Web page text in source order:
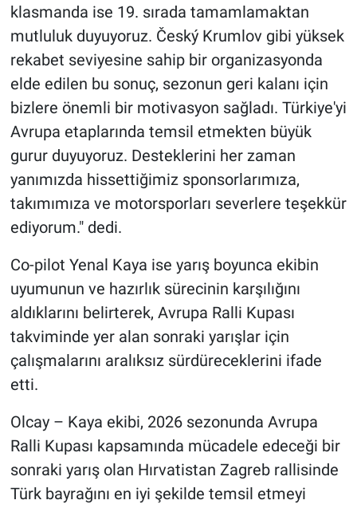
klasmanda ise 19. sırada tamamlamaktan
mutluluk duyuyoruz. Český Krumlov gibi yüksek
rekabet seviyesine sahip bir organizasyonda
elde edilen bu sonuç, sezonun geri kalanı için
bizlere önemli bir motivasyon sağladı. Türkiye'yi
Avrupa etaplarında temsil etmekten büyük
gurur duyuyoruz. Desteklerini her zaman
yanımızda hissettiğimiz sponsorlarımıza,
takımımıza ve motorsporları severlere teşekkür
ediyorum." dedi.
Co-pilot Yenal Kaya ise yarış boyunca ekibin
uyumunun ve hazırlık sürecinin karşılığını
aldıklarını belirterek, Avrupa Ralli Kupası
takviminde yer alan sonraki yarışlar için
çalışmalarını aralıksız sürdüreceklerini ifade
etti.
Olcay – Kaya ekibi, 2026 sezonunda Avrupa
Ralli Kupası kapsamında mücadele edeceği bir
sonraki yarış olan Hırvatistan Zagreb rallisinde
Türk bayrağını en iyi şekilde temsil etmeyi